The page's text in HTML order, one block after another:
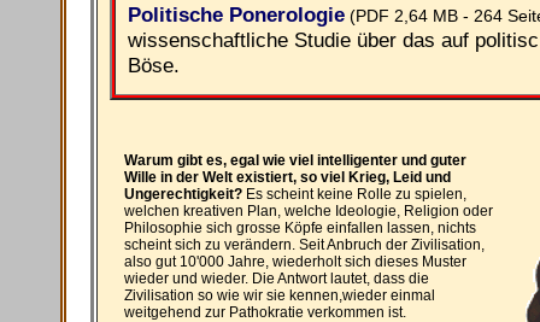
Politische Ponerologie (PDF 2,64 MB - 264
wissenschaftliche Studie über das auf
Böse.
Warum gibt es, egal wie viel intelligenter und guter
Wille in der Welt existiert, so viel Krieg, Leid und
Ungerechtigkeit? Es scheint keine Rolle zu spielen,
welchen kreativen Plan, welche Ideologie, Religion oder
Philosophie sich grosse Köpfe einfallen lassen, nichts
scheint sich zu verändern. Seit Anbruch der Zivilisation,
also gut 10'000 Jahre, wiederholt sich dieses Muster
wieder und wieder. Die Antwort lautet, dass die
Zivilisation so wie wir sie kennen,wieder einmal
weitgehend zur Pathokratie verkommen ist.